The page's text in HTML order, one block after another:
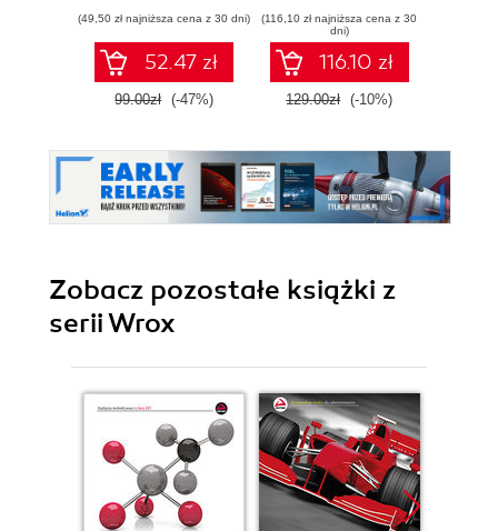
(49,50 zł najniższa cena z 30 dni)
52.47 zł
99.00zł (-47%)
maximizing
productivity
(116,10 zł najniższa cena z 30
dni)
116.10 zł
129.00zł (-10%)
Zobacz pozostałe książki z
serii Wrox